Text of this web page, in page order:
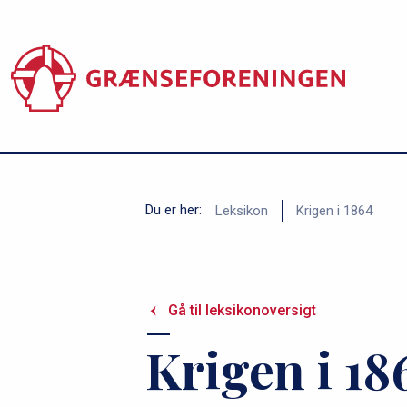
hovedindhold
r
i
c
e
n
u
Du er her:
B
d
k
Leksikon Krigen i 1864
Gå til leksikonoversigt
Krigen i